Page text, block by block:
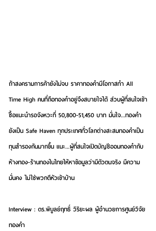
ถ้าสงครามการค้ายังไม่จบ ราคาทองคำมีโอกาสทำ All
Time High คนที่ถือทองคำอยู่จึงสบายใจได้ ส่วนผู้ที่สนใจเข้า
ซื้อแนะนำรอจังหวะที่ 50,800-51,450 บาท มั่นใจ...ทองคำ
ยังเป็น Safe Haven ทุกประเทศทั่วโลกต่างสะสมทองคำเป็น
ทุนสำรองกันมากขึ้น แนะ...ผู้ที่สนใจเปิดบัญชีออมทองคำกับ
ห้างทอง-ร้านทองในไทยให้หาข้อมูลว่ามีตัวตนจริง มีความ
มั่นคง ไม่ใช่พวกตีหัวเข้าบ้าน
Interview : ดร.พิบูลย์ฤทธิ์ วิริยะผล ผู้อำนวยการศูนย์วิจัย
ทองคำ